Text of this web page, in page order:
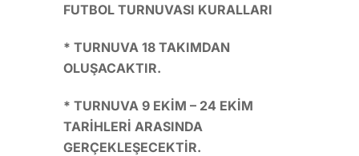
FUTBOL TURNUVASI KURALLARI
* TURNUVA 18 TAKIMDAN
OLUŞACAKTIR.
* TURNUVA 9 EKİM – 24 EKİM
TARİHLERİ ARASINDA
GERÇEKLEŞECEKTİR.